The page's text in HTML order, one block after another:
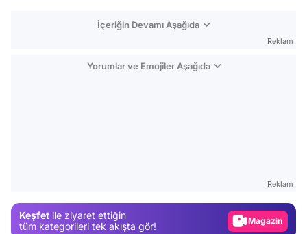
İçeriğin Devamı Aşağıda
Reklam
Yorumlar ve Emojiler Aşağıda
Reklam
Keşfet ile ziyaret ettiğin
tüm kategorileri tek akışta gör!
Magazin